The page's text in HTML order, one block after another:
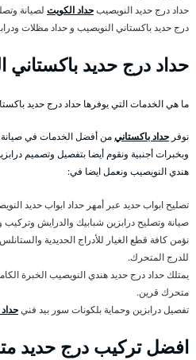
حداد درج حديد النويصيبحداد الكويت لصيانة
درج حديد باكستاني النويصيب و حداد مظلات
حداد درج حديد باكستاني
ما هي الخدمات التي يوفرها حداد درج حديد
نوفر حداد باكستانيمن أفضل الخدمات في صيانة
وبخبرات أجنبية ونقوم أيضا بتفصيل وتصميم
هندي النويصيب ونعمل ايضا في:
تصليح ابواب حديد عبر أمهر حداد ابواب حديد
صيانة وتصليح درابزين شبابيك والدرايش وتركيب
نؤمن كافة قطع الغيار للأدراج الحديدية
للدرج المتحرك.
يمتلك حداد درج حديد هندي النويصيب الخبرة
متحرك قرين.
تفصيل درابزين وحماية بلكونات سور بيد فني
افضل تركيب درج حديد